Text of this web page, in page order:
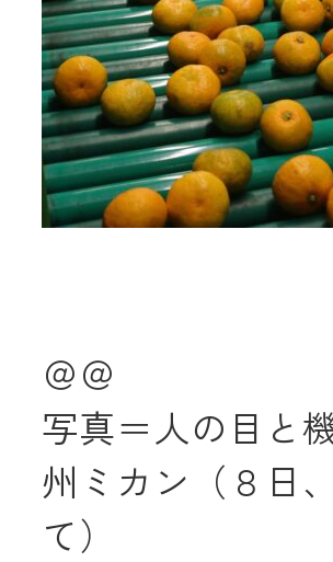
＠＠
写真＝人の目と
州ミカン（８日
て）